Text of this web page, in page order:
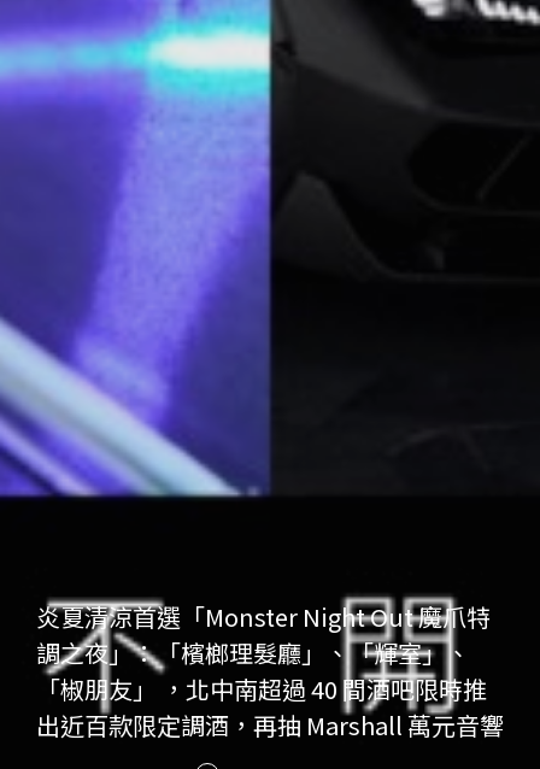
炎夏清涼首選「Monster Night Out 魔爪特
調之夜」：「檳榔理髮廳」、「輝室」、
「椒朋友」 ，北中南超過 40 間酒吧限時推
出近百款限定調酒，再抽 Marshall 萬元音響